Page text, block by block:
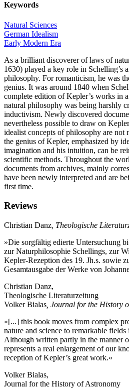
Keywords
Natural Sciences
German Idealism
Early Modern Era
As a brilliant discoverer of laws of
1630) played a key role in Schelling’s
philosophy. For romanticism, he was
genius. It was around 1840 when
complete edition of Kepler’s works in
natural philosophy was being harshly
inductivism. Newly discovered
nevertheless possible to draw on
idealist concepts of philosophy are not
the genius of Kepler, emphasized by
imagination and his intuition, can be
scientific methods. Throughout the
documents from archives, mainly
have been newly interpreted and are
first time.
Reviews
Christian Danz , Theologische
»Die sorgfältig edierte Untersuchung
zur Naturphilosophie Schellings, zur
Kepler-Rezeption des 19. Jh.s. sowie
Gesamtausgabe der Werke von
Christian Danz,
Theologische Literaturzeitung
Volker Bialas , Journal for the History
»[...] this book moves from complex
nature and science to remarkable
Although written partly in the manner
represents a real enlargement of our
reception of Kepler’s great work.«
Volker Bialas,
Journal for the History of Astronomy